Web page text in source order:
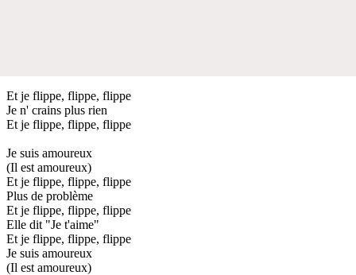
Et je flippe, flippe, flippe
Je n' crains plus rien
Et je flippe, flippe, flippe
Je suis amoureux
(Il est amoureux)
Et je flippe, flippe, flippe
Plus de problème
Et je flippe, flippe, flippe
Elle dit "Je t'aime"
Et je flippe, flippe, flippe
Je suis amoureux
(Il est amoureux)